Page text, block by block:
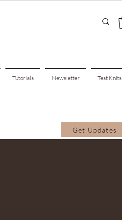
Tutorials Newsletter Test Knits
Get Updates